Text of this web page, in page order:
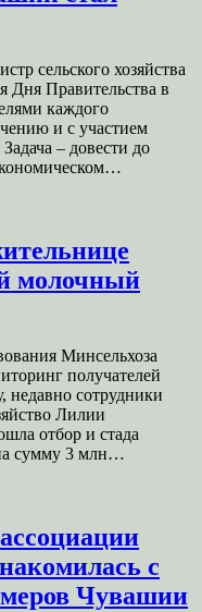
сельского хозяйства
Дня Правительства в
каждого
и с участием
– довести до
молочный
Минсельхоза
получателей
недавно сотрудники
Лилии
отбор и стада
сумму 3 млн…
с
Чувашии